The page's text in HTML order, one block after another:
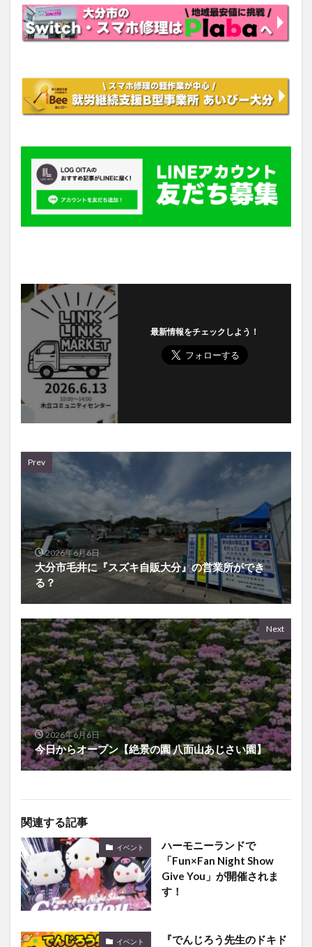
最新情報をチェックしよう！
Prev
2026年6月6日
大分市毛井に『スズキ自販大分』の営業所ができ
る？
Next
2026年6月6日
今日からオープン【絶景の園 八面山あじさい園】
関連する記事
イベント
ハーモニーランドで
「Fun×Fan Night Show
Give You」が開催されま
す！
イベント
『でんじろう先生のドキド